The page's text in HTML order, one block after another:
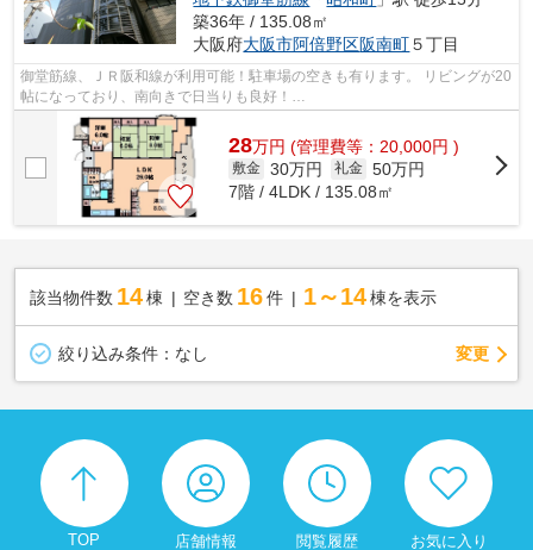
築36年 / 135.08㎡
大阪府大阪市阿倍野区阪南町５丁目
御堂筋線、ＪＲ阪和線が利用可能！駐車場の空きも有ります。 リビングが20
帖になっており、南向きで日当りも良好！
■□■□■□■□■□■□■□■□■□■□■□■□■□■□■□■□■□■□■□■□ ご覧いただき、ありが...
28万円 (管理費等：20,000円 )
敷金 30万円 礼金 50万円
7階 / 4LDK / 135.08㎡
該当物件数 14棟 空き数 16 件 1～14 棟を表示
絞り込み条件： なし 変更
TOP 店舗情報 閲覧履歴 お気に入り